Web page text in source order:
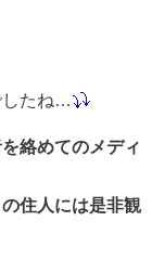
したね…
絡めてのメディ
住人には是非観